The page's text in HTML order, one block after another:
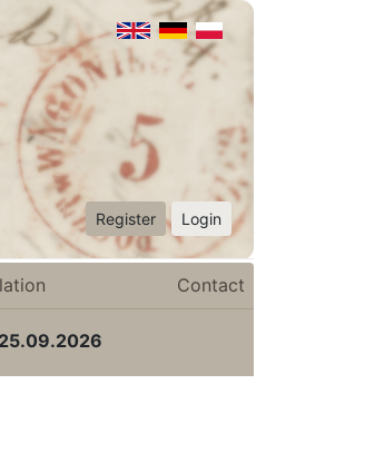
Register Login
Contact
25.09.2026